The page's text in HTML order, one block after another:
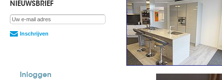
NIEUWSBRIEF
Inschrijven
Inloggen